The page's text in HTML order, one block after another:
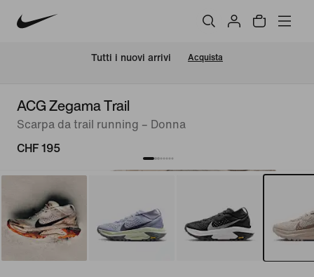
Tutti i nuovi arrivi Acquista
ACG Zegama Trail
Scarpa da trail running – Donna
CHF 195